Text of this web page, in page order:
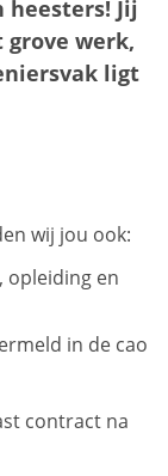
Jij
werk,
ligt
wij jou ook:
opleiding en
in de cao
contract na